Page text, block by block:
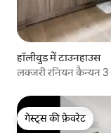
हॉलीवुड में टाउनहाउस
लक्जरी रनियन कैन्यन
गेस्ट्स की फ़ेवरेट
गेस्ट्स की फ़ेवरेट